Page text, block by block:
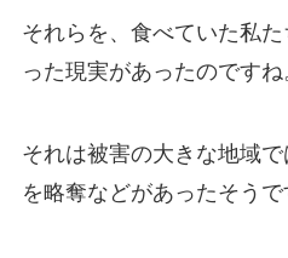
それらを、食べていた私
った現実があったのですね
それは被害の大きな地域
を略奪などがあったそうで